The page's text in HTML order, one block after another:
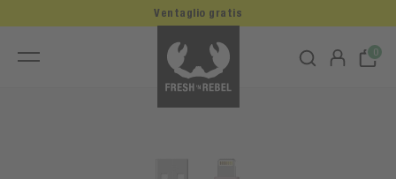
0
Ventaglio gratis